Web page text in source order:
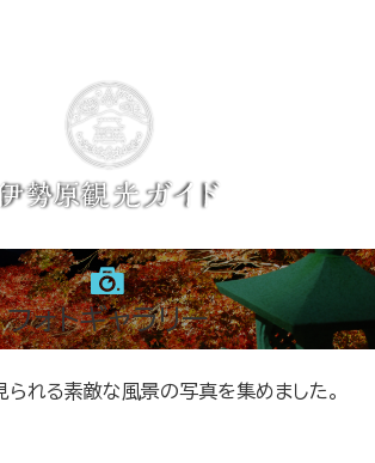
フォトギャラリー
れる素敵な風景の写真を集めました。